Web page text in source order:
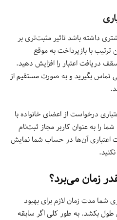
داشته باشد تاثیر مثبت‌تری بر
ترتیب با بازپرداخت به موقع
دریافت اعتبار را افزایش دهید.
تماس بگیرید و به صورت مستقیم از
درخواست از اعضای خانواده با
را به عنوان کاربر مجاز ثبت‌نام
اعتباری آن‌ها در حساب شما نمایش
زمان می‌برد؟
شما مدت زمان لازم برای بهبود
طول بکشد. به طور کلی اگر سابقه